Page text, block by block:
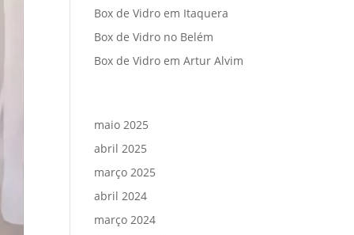
Box de Vidro em Itaquera
Box de Vidro no Belém
Box de Vidro em Artur Alvim
maio 2025
abril 2025
março 2025
abril 2024
março 2024